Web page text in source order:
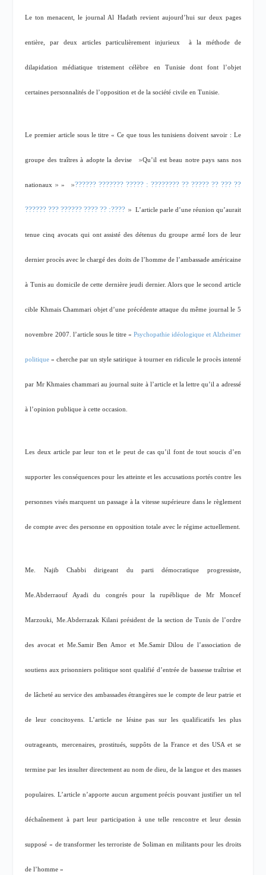
Le ton menacent, le journal Al Hadath revient aujourd’hui sur deux pages
entière, par deux articles particulièrement injurieux à la méthode de
dilapidation médiatique tristement célèbre en Tunisie dont font l’objet
certaines personnalités de l’opposition et de la société civile en Tunisie.
Le premier article sous le titre «Ce que tous les tunisiens doivent savoir : Le
groupe des traîtres à adopte la devise «Qu’il est beau notre pays sans nos
nationaux « » «?? ??? ?? ????? ?? ???????? : ????? ??????? ??????
????: ?? ???? ?????? ??? ?????? « L’article parle d’une réunion qu’aurait
tenue cinq avocats qui ont assisté des détenus du groupe armé lors de leur
dernier procès avec le chargé des doits de l’homme de l’ambassade américaine
à Tunis au domicile de cette dernière jeudi dernier. Alors que le second article
cible Khmais Chammari objet d’une précédente attaque du même journal le 5
novembre 2007. l’article sous le titre «Psychopathie idéologique et Alzheimer
politique » cherche par un style satirique à tourner en ridicule le procès intenté
par Mr Khmaies chammari au journal suite à l’article et la lettre qu’il a adressé
à l’opinion publique à cette occasion.
Les deux article par leur ton et le peut de cas qu’il font de tout soucis d’en
supporter les conséquences pour les atteinte et les accusations portés contre les
personnes visés marquent un passage à la vitesse supérieure dans le règlement
de compte avec des personne en opposition totale avec le régime actuellement.
Me. Najib Chabbi dirigeant du parti démocratique progressiste,
Me.Abderraouf Ayadi du congrés pour la rupéblique de Mr Moncef
Marzouki, Me.Abderrazak Kilani président de la section de Tunis de l’ordre
des avocat et Me.Samir Ben Amor et Me.Samir Dilou de l’association de
soutiens aux prisonniers politique sont qualifié d’entrée de bassesse traîtrise et
de lâcheté au service des ambassades étrangères sue le compte de leur patrie et
de leur concitoyens. L’article ne lésine pas sur les qualificatifs les plus
outrageants, mercenaires, prostitués, suppôts de la France et des USA et se
termine par les insulter directement au nom de dieu, de la langue et des masses
populaires. L’article n’apporte aucun argument précis pouvant justifier un tel
déchaînement à part leur participation à une telle rencontre et leur dessin
supposé « de transformer les terroriste de Soliman en militants pour les droits
de l’homme »